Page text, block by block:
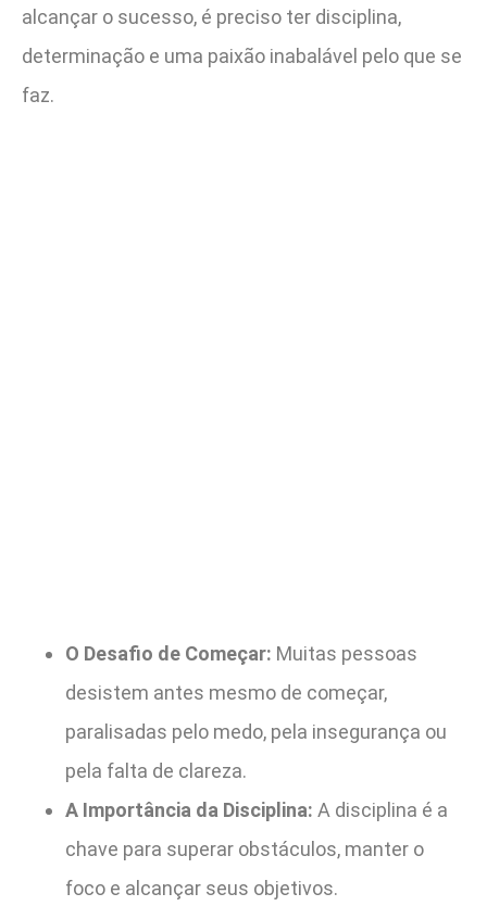
alcançar o sucesso, é preciso ter disciplina,
determinação e uma paixão inabalável pelo que se
faz.
O Desafio de Começar: Muitas pessoas
desistem antes mesmo de começar,
paralisadas pelo medo, pela insegurança ou
pela falta de clareza.
A Importância da Disciplina: A disciplina é a
chave para superar obstáculos, manter o
foco e alcançar seus objetivos.